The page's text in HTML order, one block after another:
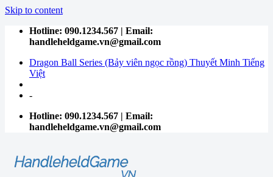
Skip to content
Hotline: 090.1234.567 | Email:
handleheldgame.vn@gmail.com
Dragon Ball Series (Bảy viên ngọc rồng) Thuyết Minh Tiếng
Việt
-
Hotline: 090.1234.567 | Email:
handleheldgame.vn@gmail.com